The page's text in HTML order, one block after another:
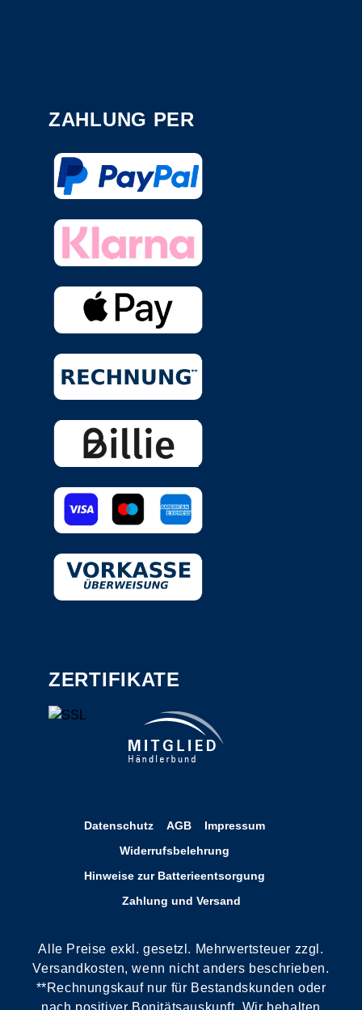
ZAHLUNG PER
ZERTIFIKATE
Datenschutz AGB
Impressum
Widerrufsbelehrung
Hinweise zur Batterieentsorgung
Zahlung und Versand
Alle Preise exkl. gesetzl. Mehrwertsteuer zzgl.
Versandkosten, wenn nicht anders beschrieben.
**Rechnungskauf nur für Bestandskunden oder
nach positiver Bonitätsauskunft. Wir behalten